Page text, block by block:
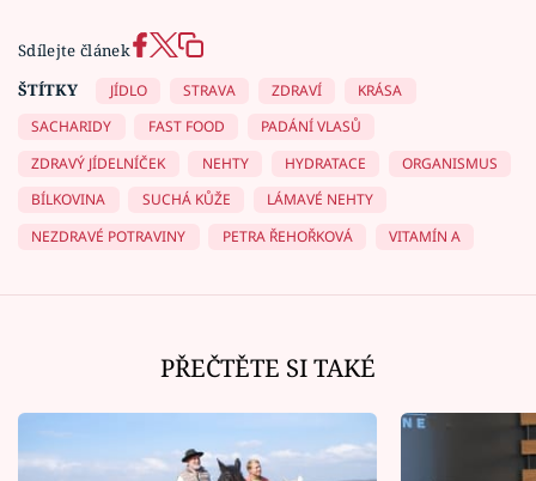
Sdílejte článek
ŠTÍTKY
JÍDLO STRAVA ZDRAVÍ
KRÁSA
SACHARIDY
FAST FOOD
PADÁNÍ VLASŮ
ZDRAVÝ JÍDELNÍČEK
NEHTY HYDRATACE
ORGANISMUS
BÍLKOVINA
SUCHÁ KŮŽE
LÁMAVÉ NEHTY
NEZDRAVÉ POTRAVINY
PETRA ŘEHOŘKOVÁ VITAMÍN A
PŘEČTĚTE SI TAKÉ